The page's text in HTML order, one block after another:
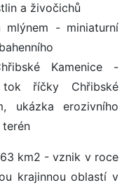
a živočichů
mlýnem - miniaturní
Kamenice -
tok říčky Chřibské
ukázka erozivního
km2 - vznik v roce
krajinnou oblastí v